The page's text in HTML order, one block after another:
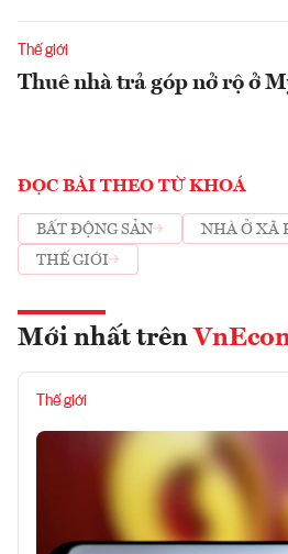
Thế giới
Thuê nhà trả góp nở rộ ở
ĐỌC BÀI THEO TỪ KHOÁ
BẤT ĐỘNG SẢN NHÀ Ở XÃ
THẾ GIỚI
Mới nhất trên
Thế giới